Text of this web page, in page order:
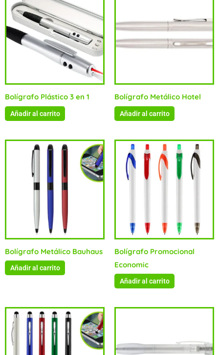
Bolígrafo Plástico 3 en 1
Añadir al carrito
Bolígrafo Metálico Hotel
Añadir al carrito
Bolígrafo Metálico Bauhaus
Añadir al carrito
Bolígrafo Promocional
Economic
Añadir al carrito